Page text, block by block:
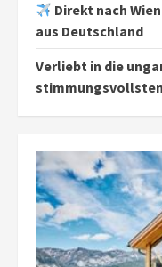
Direkt nach
aus Deutschland
Verliebt in die